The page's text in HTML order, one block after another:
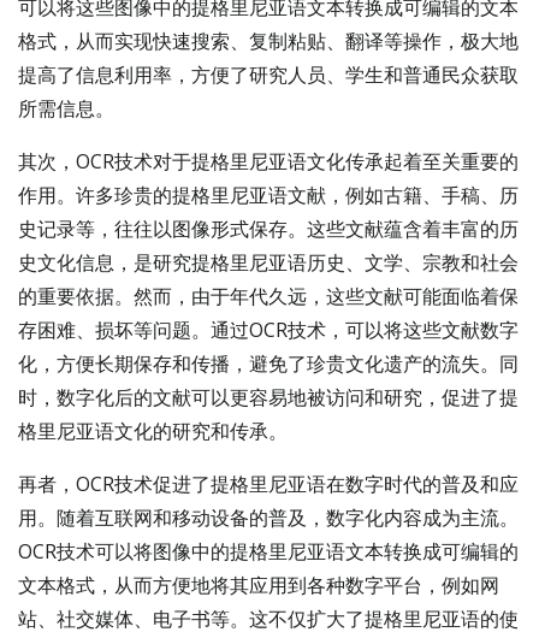
可以将这些图像中的提格里尼亚语文本转换成可编辑的文本
格式，从而实现快速搜索、复制粘贴、翻译等操作，极大地
提高了信息利用率，方便了研究人员、学生和普通民众获取
所需信息。
其次，OCR技术对于提格里尼亚语文化传承起着至关重要的
作用。许多珍贵的提格里尼亚语文献，例如古籍、手稿、历
史记录等，往往以图像形式保存。这些文献蕴含着丰富的历
史文化信息，是研究提格里尼亚语历史、文学、宗教和社会
的重要依据。然而，由于年代久远，这些文献可能面临着保
存困难、损坏等问题。通过OCR技术，可以将这些文献数字
化，方便长期保存和传播，避免了珍贵文化遗产的流失。同
时，数字化后的文献可以更容易地被访问和研究，促进了提
格里尼亚语文化的研究和传承。
再者，OCR技术促进了提格里尼亚语在数字时代的普及和应
用。随着互联网和移动设备的普及，数字化内容成为主流。
OCR技术可以将图像中的提格里尼亚语文本转换成可编辑的
文本格式，从而方便地将其应用到各种数字平台，例如网
站、社交媒体、电子书等。这不仅扩大了提格里尼亚语的使